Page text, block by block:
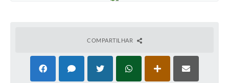
Galeria de Fotos
COMPARTILHAR